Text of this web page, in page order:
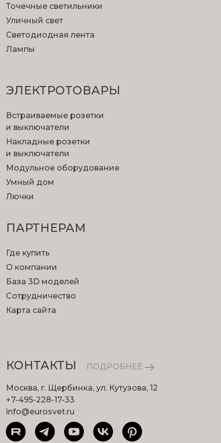
доработками интерьера: покрасит стены,
натянет потолок.
Ремонт с нуля
Планируете ремонт, но не знаете как начать?
Изобразите ручкой эскиз, а свет и
превращение его в фото мы берем на себя!
Помощь дизайнерам
Для проектировщиков мы предлагаем
Точечные светильники
Уличный свет
Светодиодная лента
Лампы
ЭЛЕКТРОТОВАРЫ
Встраиваемые розетки
и выключатели
Накладные розетки
и выключатели
Модульное оборудование
Умный дом
Лючки
ПАРТНЕРАМ
Где купить
О компании
База 3D моделей
Сотрудничество
Карта сайта
КОНТАКТЫ ПОДРОБНЕЕ
Москва, г. Щербинка, ул. Кутузова, 12
+7-495-228-17-33
info@eurosvet.ru